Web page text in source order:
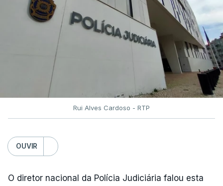
Rui Alves Cardoso - RTP
OUVIR
O diretor nacional da Polícia Judiciária falou esta